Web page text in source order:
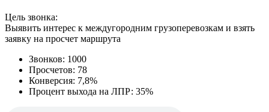
Цель звонка:
Выявить интерес к междугородним грузоперевозкам и взять
заявку на просчет маршрута
Звонков: 1000
Просчетов: 78
Конверсия: 7,8%
Процент выхода на ЛПР: 35%